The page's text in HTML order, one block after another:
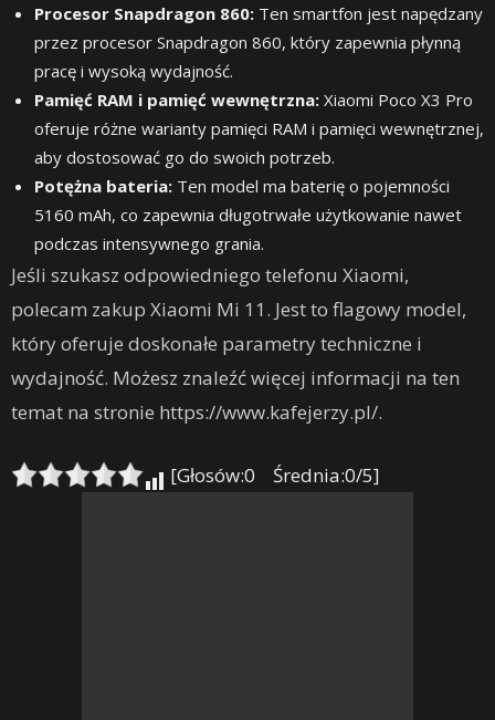
Procesor Snapdragon 860: Ten smartfon jest napędzany
przez procesor Snapdragon 860, który zapewnia płynną
pracę i wysoką wydajność.
Pamięć RAM i pamięć wewnętrzna: Xiaomi Poco X3 Pro
oferuje różne warianty pamięci RAM i pamięci wewnętrznej,
aby dostosować go do swoich potrzeb.
Potężna bateria: Ten model ma baterię o pojemności
5160 mAh, co zapewnia długotrwałe użytkowanie nawet
podczas intensywnego grania.
Jeśli szukasz odpowiedniego telefonu Xiaomi,
polecam zakup Xiaomi Mi 11. Jest to flagowy model,
który oferuje doskonałe parametry techniczne i
wydajność. Możesz znaleźć więcej informacji na ten
temat na stronie https://www.kafejerzy.pl/.
[Głosów:0 Średnia:0/5]